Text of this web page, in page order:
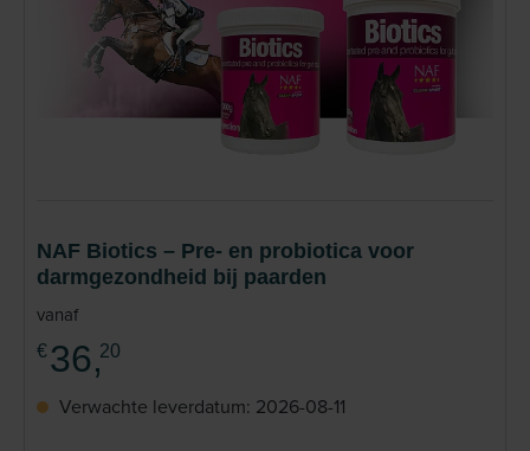
NAF Biotics – Pre- en probiotica voor
darmgezondheid bij paarden
vanaf
€ 36,20
Verwachte leverdatum: 2026-08-11